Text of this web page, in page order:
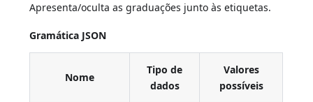
Apresenta/oculta as graduações junto às etiquetas.
Gramática JSON
Nome
Tipo de
dados
Valores
possíveis